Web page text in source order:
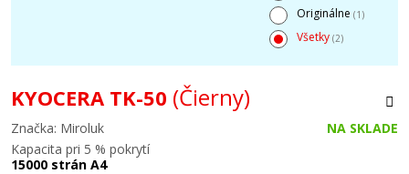
Originálne (1)
Všetky (2)
KYOCERA TK-50 (Čierny)
Značka: Miroluk
NA SKLADE
Kapacita pri 5 % pokrytí
15000 strán A4